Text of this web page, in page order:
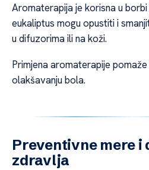
Aromaterapija je korisna u
eukaliptus mogu opustiti i
u difuzorima ili na koži.
Primjena aromaterapije
olakšavanju bola.
Preventivne mere i
zdravlja